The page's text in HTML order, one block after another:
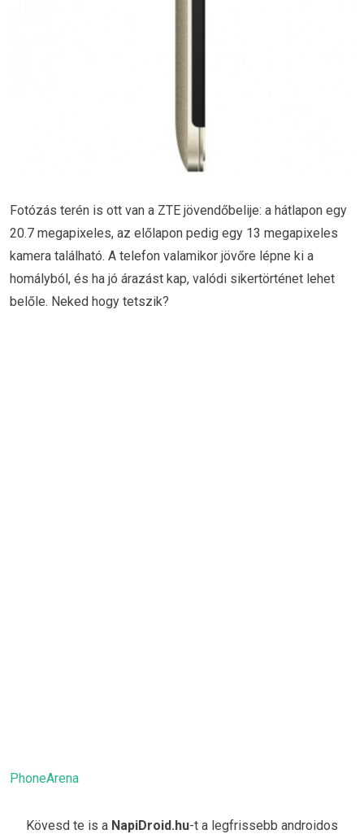
Fotózás terén is ott van a ZTE jövendőbelije: a hátlapon egy
20.7 megapixeles, az előlapon pedig egy 13 megapixeles
kamera található. A telefon valamikor jövőre lépne ki a
homályból, és ha jó árazást kap, valódi sikertörténet lehet
belőle. Neked hogy tetszik?
PhoneArena
Kövesd te is a NapiDroid.hu-t a legfrissebb androidos